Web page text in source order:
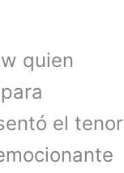
quien
el tenor